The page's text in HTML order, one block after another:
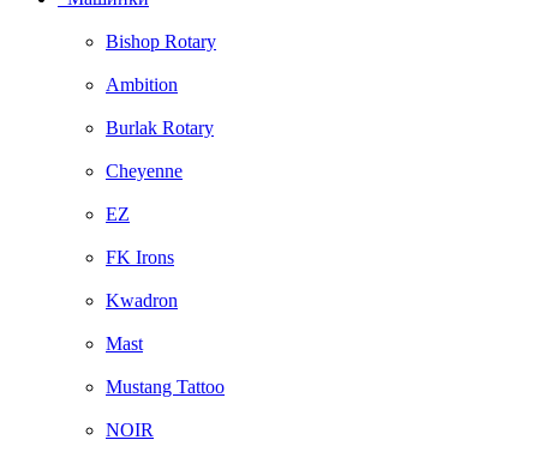
Bishop Rotary
Ambition
Burlak Rotary
Cheyenne
EZ
FK Irons
Kwadron
Mast
Mustang Tattoo
NOIR